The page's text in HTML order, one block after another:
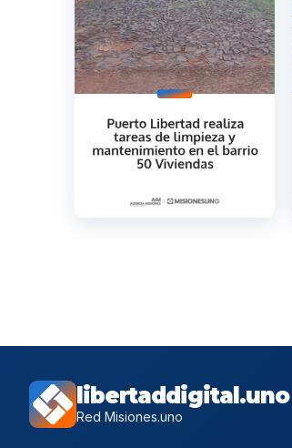
libertaddigital.uno
Red Misiones.uno